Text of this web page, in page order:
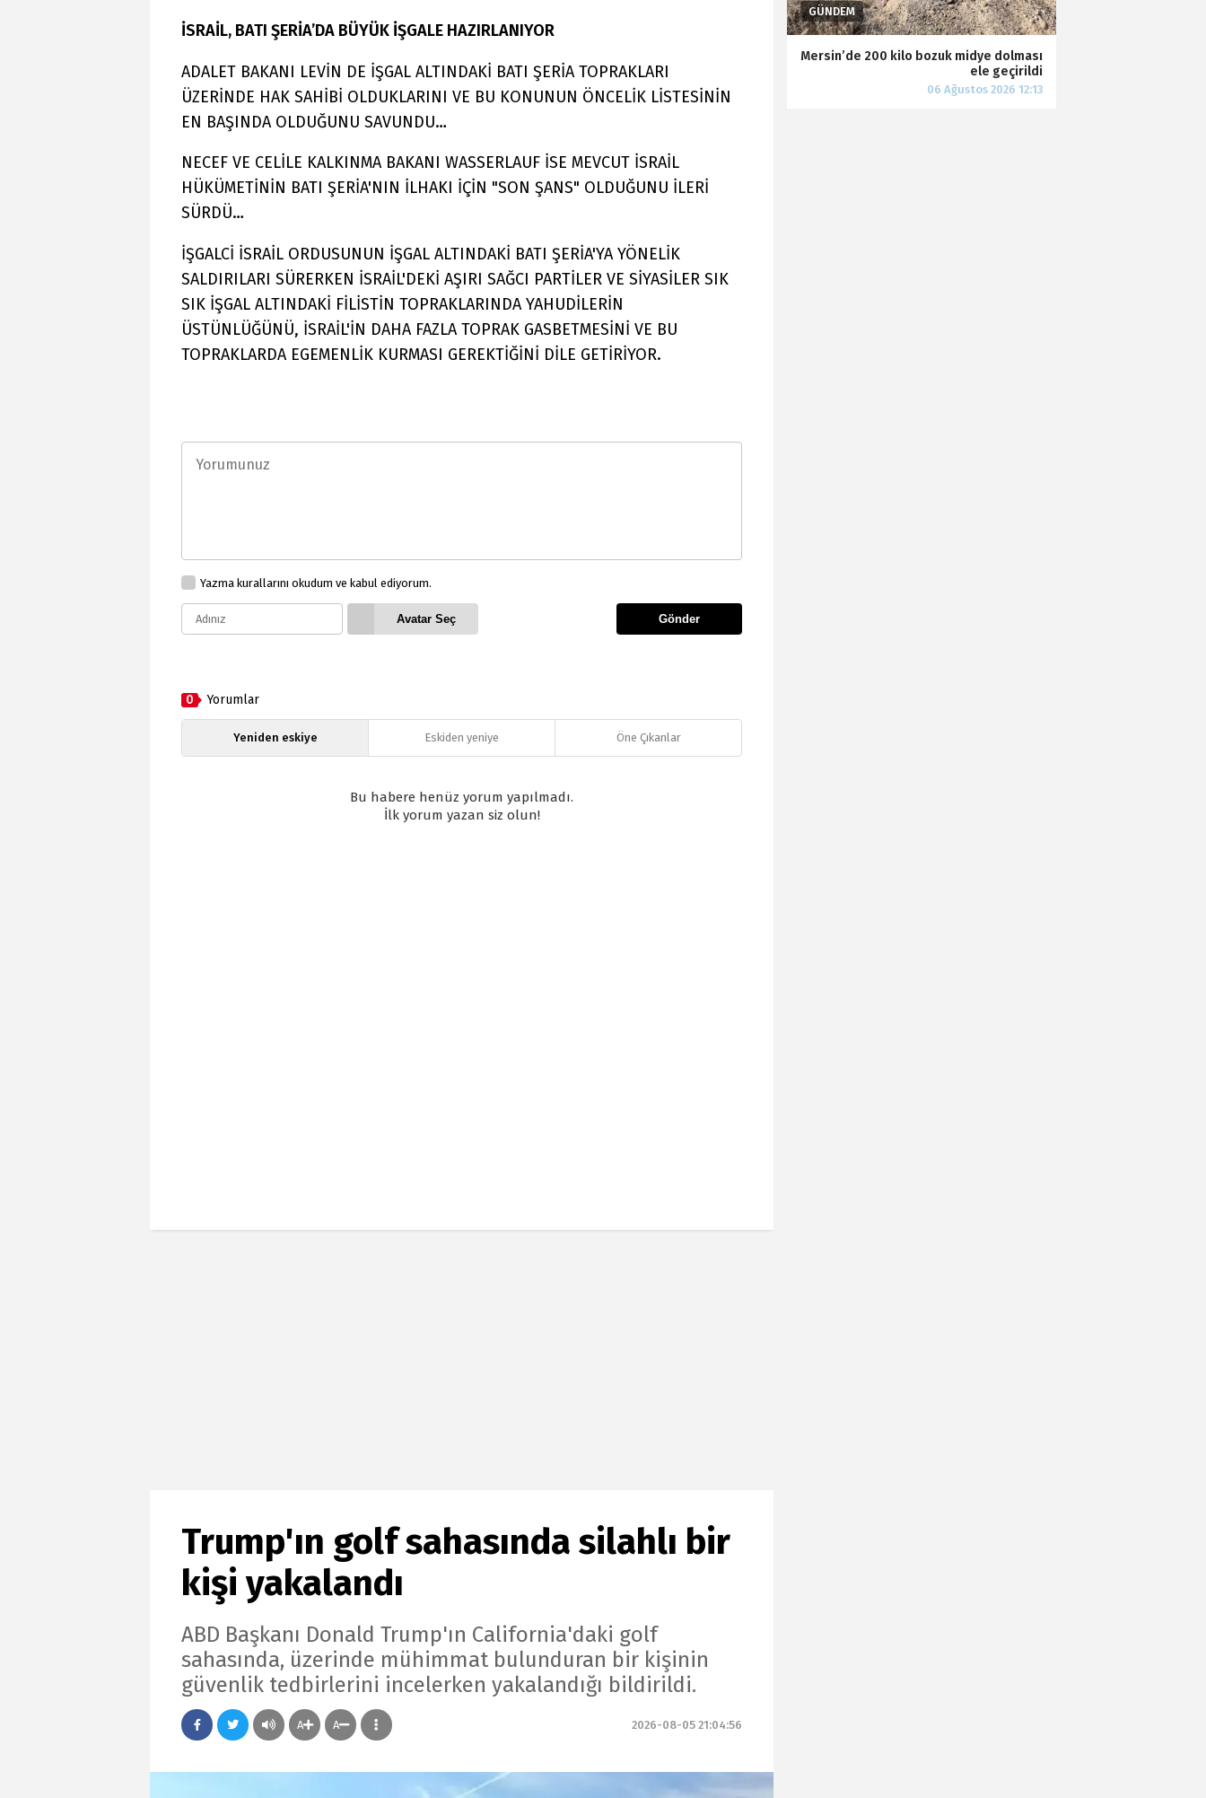
İSRAİL, BATI ŞERİA’DA BÜYÜK İŞGALE HAZIRLANIYOR
ADALET BAKANI LEVİN DE İŞGAL ALTINDAKİ BATI ŞERİA TOPRAKLARI
ÜZERİNDE HAK SAHİBİ OLDUKLARINI VE BU KONUNUN ÖNCELİK LİSTESİNİN
EN BAŞINDA OLDUĞUNU SAVUNDU…
NECEF VE CELİLE KALKINMA BAKANI WASSERLAUF İSE MEVCUT İSRAİL
HÜKÜMETİNİN BATI ŞERİA'NIN İLHAKI İÇİN "SON ŞANS" OLDUĞUNU İLERİ
SÜRDÜ…
İŞGALCİ İSRAİL ORDUSUNUN İŞGAL ALTINDAKİ BATI ŞERİA'YA YÖNELİK
SALDIRILARI SÜRERKEN İSRAİL'DEKİ AŞIRI SAĞCI PARTİLER VE SİYASİLER SIK
SIK İŞGAL ALTINDAKİ FİLİSTİN TOPRAKLARINDA YAHUDİLERİN
ÜSTÜNLÜĞÜNÜ, İSRAİL'İN DAHA FAZLA TOPRAK GASBETMESİNİ VE BU
TOPRAKLARDA EGEMENLİK KURMASI GEREKTİĞİNİ DİLE GETİRİYOR.
Yazma kurallarını okudum ve kabul ediyorum.
Avatar Seç Gönder
0 Yorumlar
Yeniden eskiye Eskiden yeniye Öne Çıkanlar
Bu habere henüz yorum yapılmadı.
İlk yorum yazan siz olun!
Trump'ın golf sahasında silahlı bir
kişi yakalandı
ABD Başkanı Donald Trump'ın California'daki golf
sahasında, üzerinde mühimmat bulunduran bir kişinin
güvenlik tedbirlerini incelerken yakalandığı bildirildi.
A A 2026-08-05 21:04:56
Mersin’de 200 kilo bozuk midye dolması
ele geçirildi